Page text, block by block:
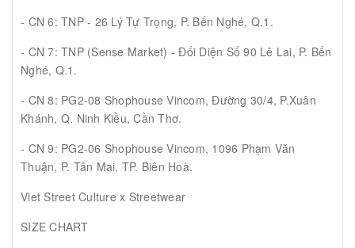
- CN 6: TNP - 26 Lý Tự Trọng, P. Bến Nghé, Q.1.
- CN 7: TNP (Sense Market) - Đối Diện Số 90 Lê Lai, P. Bến
Nghé, Q.1.
- CN 8: PG2-08 Shophouse Vincom, Đường 30/4, P.Xuân
Khánh, Q. Ninh Kiều, Cần Thơ.
- CN 9: PG2-06 Shophouse Vincom, 1096 Phạm Văn
Thuận, P. Tân Mai, TP. Biên Hoà.
Viet Street Culture x Streetwear
SIZE CHART